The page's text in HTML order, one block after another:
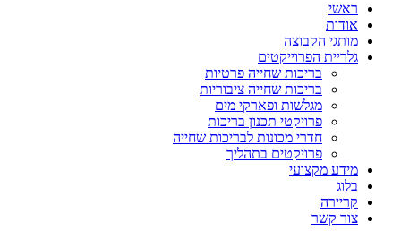
ראשי
אודות
מותגי הקבוצה
גלריית הפרוייקטים
בריכות שחייה פרטיות
בריכות שחייה ציבוריות
מגלשות ופארקי מים
פרויקטי תכנון בריכות
חדרי מכונות לבריכות שחייה
פרויקטים בתהליך
מידע מקצועי
בלוג
קריירה
צור קשר